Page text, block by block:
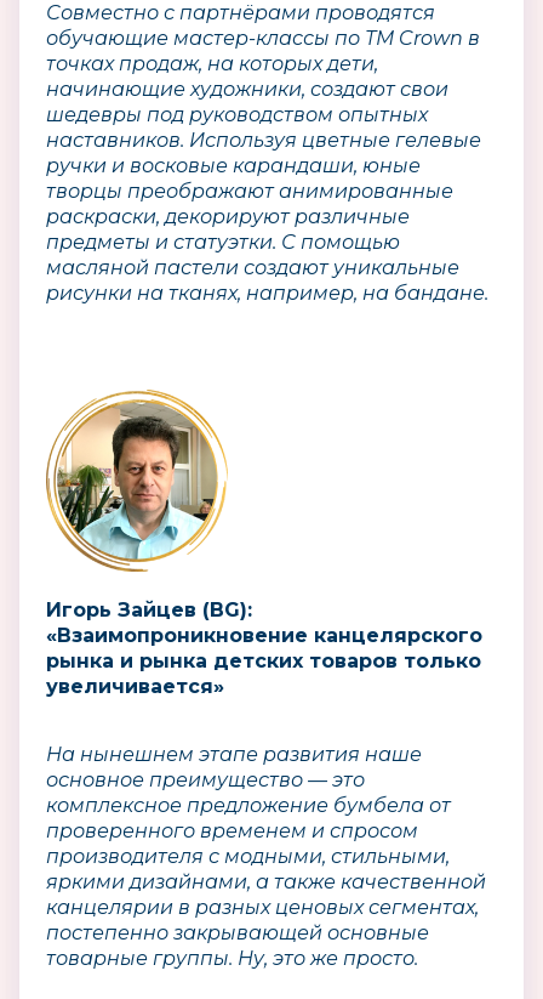
Совместно с партнёрами проводятся
обучающие мастер-классы по ТМ Crown в
точках продаж, на которых дети,
начинающие художники, создают свои
шедевры под руководством опытных
наставников. Используя цветные гелевые
ручки и восковые карандаши, юные
творцы преображают анимированные
раскраски, декорируют различные
предметы и статуэтки. С помощью
масляной пастели создают уникальные
рисунки на тканях, например, на бандане.
Игорь Зайцев (BG):
«Взаимопроникновение канцелярского
рынка и рынка детских товаров только
увеличивается»
На нынешнем этапе развития наше
основное преимущество — это
комплексное предложение бумбела от
проверенного временем и спросом
производителя с модными, стильными,
яркими дизайнами, а также качественной
канцелярии в разных ценовых сегментах,
постепенно закрывающей основные
товарные группы. Ну, это же просто.